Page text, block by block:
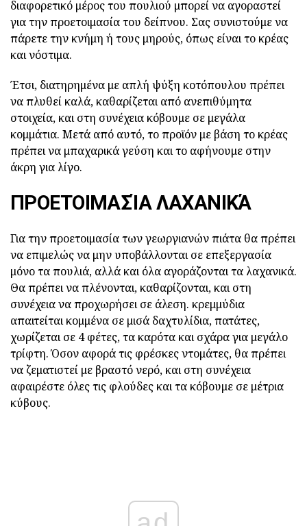
διαφορετικό μέρος του πουλιού μπορεί να αγοραστεί
για την προετοιμασία του δείπνου. Σας συνιστούμε να
πάρετε την κνήμη ή τους μηρούς, όπως είναι το κρέας
και νόστιμα.
Έτσι, διατηρημένα με απλή ψύξη κοτόπουλου πρέπει
να πλυθεί καλά, καθαρίζεται από ανεπιθύμητα
στοιχεία, και στη συνέχεια κόβουμε σε μεγάλα
κομμάτια. Μετά από αυτό, το προϊόν με βάση το κρέας
πρέπει να μπαχαρικά γεύση και το αφήνουμε στην
άκρη για λίγο.
ΠΡΟΕΤΟΙΜΑΣΊΑ ΛΑΧΑΝΙΚΆ
Για την προετοιμασία των γεωργιανών πιάτα θα πρέπει
να επιμελώς να μην υποβάλλονται σε επεξεργασία
μόνο τα πουλιά, αλλά και όλα αγοράζονται τα λαχανικά.
Θα πρέπει να πλένονται, καθαρίζονται, και στη
συνέχεια να προχωρήσει σε άλεση. κρεμμύδια
απαιτείται κομμένα σε μισά δαχτυλίδια, πατάτες,
χωρίζεται σε 4 φέτες, τα καρότα και σχάρα για μεγάλο
τρίφτη. Όσον αφορά τις φρέσκες ντομάτες, θα πρέπει
να ζεματιστεί με βραστό νερό, και στη συνέχεια
αφαιρέστε όλες τις φλούδες και τα κόβουμε σε μέτρια
κύβους.